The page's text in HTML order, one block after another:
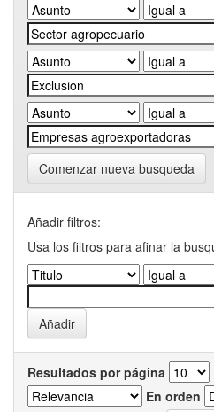
Comenzar nueva busqueda
Añadir filtros:
Usa los filtros para afinar la
Resultados por página
En orden